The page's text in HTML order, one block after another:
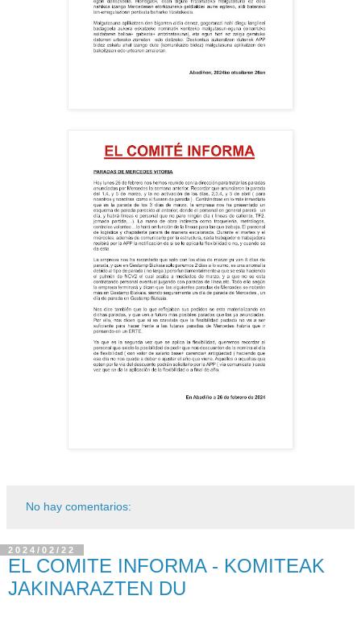
No hay comentarios:
2024/02/22
EL COMITE INFORMA - KOMITEAK
JAKINARAZTEN DU